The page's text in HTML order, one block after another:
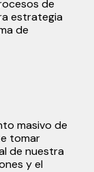
de
estrategia
de
masivo de
tomar
de nuestra
y el